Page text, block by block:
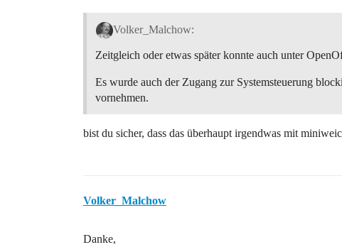
Volker_Malchow:
Zeitgleich oder etwas später konnte auch unter
Es wurde auch der Zugang zur Systemsteuerung
vornehmen.
bist du sicher, dass das überhaupt irgendwas mit
Volker_Malchow
Danke,